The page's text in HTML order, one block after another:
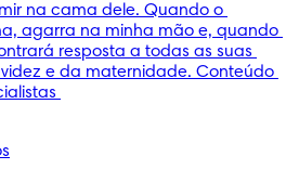
na cama dele. Quando o
agarra na minha mão e, quando
resposta a todas as suas
e da maternidade. Conteúdo